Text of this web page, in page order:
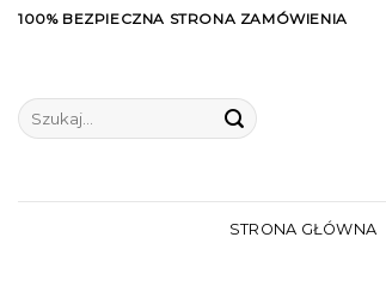
Skip100% BEZPIECZNA STRONA ZAMÓWIENIA
Szukaj:
STRONA GŁÓWNA